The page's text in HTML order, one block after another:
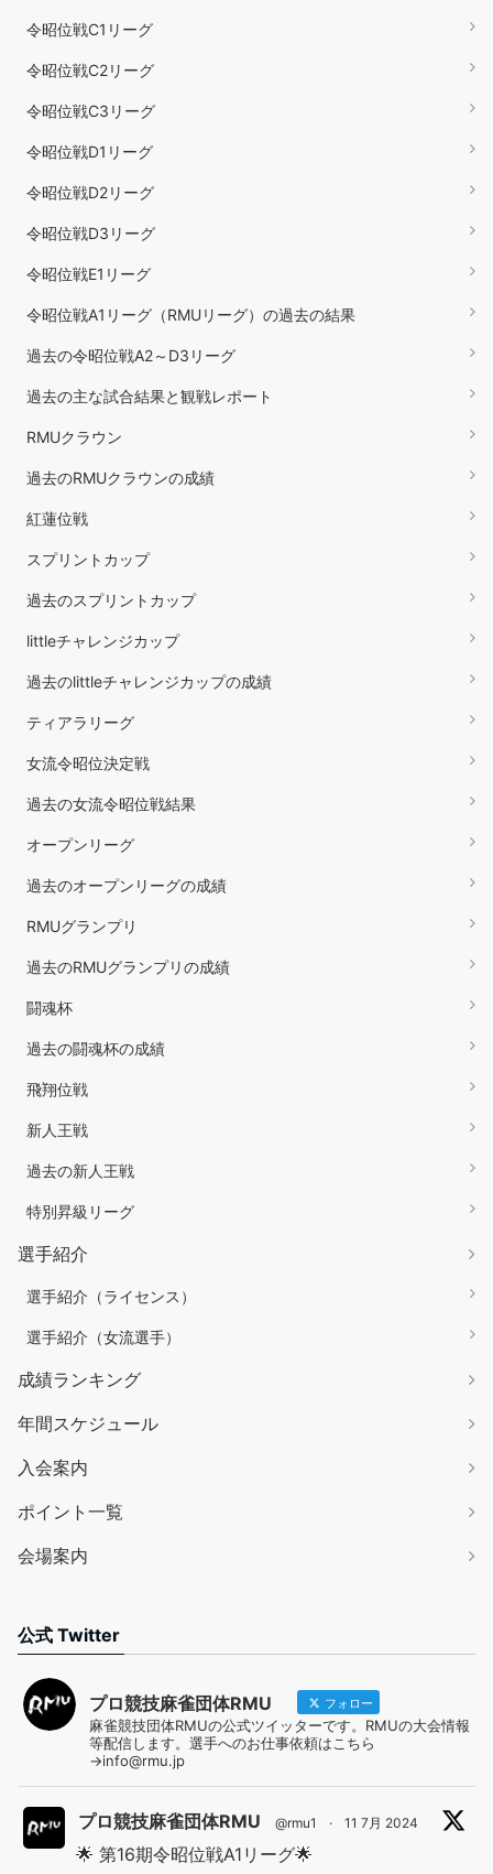
令昭位戦C1リーグ
令昭位戦C2リーグ
令昭位戦C3リーグ
令昭位戦D1リーグ
令昭位戦D2リーグ
令昭位戦D3リーグ
令昭位戦E1リーグ
令昭位戦A1リーグ（RMUリーグ）の過去の結果
過去の令昭位戦A2～D3リーグ
過去の主な試合結果と観戦レポート
RMUクラウン
過去のRMUクラウンの成績
紅蓮位戦
スプリントカップ
過去のスプリントカップ
littleチャレンジカップ
過去のlittleチャレンジカップの成績
ティアラリーグ
女流令昭位決定戦
過去の女流令昭位戦結果
オープンリーグ
過去のオープンリーグの成績
RMUグランプリ
過去のRMUグランプリの成績
闘魂杯
過去の闘魂杯の成績
飛翔位戦
新人王戦
過去の新人王戦
特別昇級リーグ
選手紹介
選手紹介（ライセンス）
選手紹介（女流選手）
成績ランキング
年間スケジュール
入会案内
ポイント一覧
会場案内
公式 Twitter
プロ競技麻雀団体RMU フォロー
麻雀競技団体RMUの公式ツイッターです。RMUの大会情報
等配信します。選手へのお仕事依頼はこちら
→info@rmu.jp
プロ競技麻雀団体RMU @rmu1 · 11 7月 2024
🌟 第16期令昭位戦A1リーグ🌟